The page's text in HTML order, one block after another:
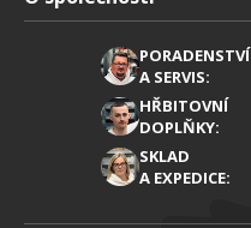
Obchodní podmienky
Reklamáce
Zpracování osobních údajů
PORADENSTVÍ
A SERVIS:
HŘBITOVNÍ
DOPLŇKY:
SKLAD
A EXPEDICE: